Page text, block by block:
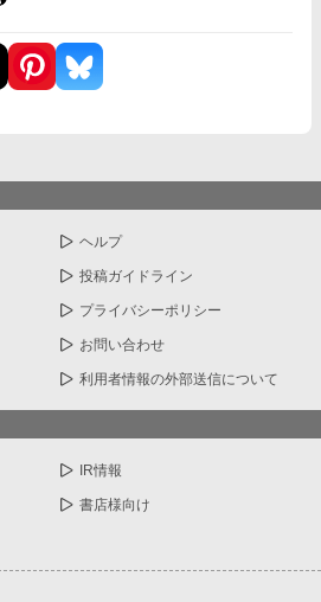
ヘルプ
投稿ガイドライン
プライバシーポリシー
お問い合わせ
利用者情報の外部送信について
IR情報
書店様向け